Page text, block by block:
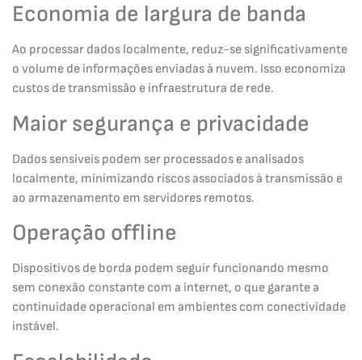
Economia de largura de banda
Ao processar dados localmente, reduz-se significativamente
o volume de informações enviadas à nuvem. Isso economiza
custos de transmissão e infraestrutura de rede.
Maior segurança e privacidade
Dados sensíveis podem ser processados e analisados
localmente, minimizando riscos associados à transmissão e
ao armazenamento em servidores remotos.
Operação offline
Dispositivos de borda podem seguir funcionando mesmo
sem conexão constante com a internet, o que garante a
continuidade operacional em ambientes com conectividade
instável.